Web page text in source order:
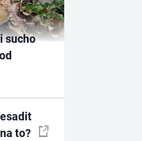
sucho
to?